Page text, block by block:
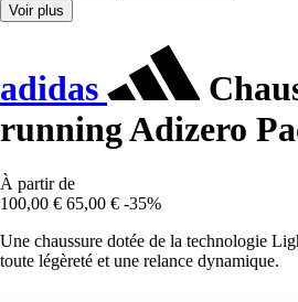
Voir plus
adidas
running Adizero
À partir de
100,00 € 65,00 € -35%
Une chaussure dotée de la technologie
toute légèreté et une relance dynamique.